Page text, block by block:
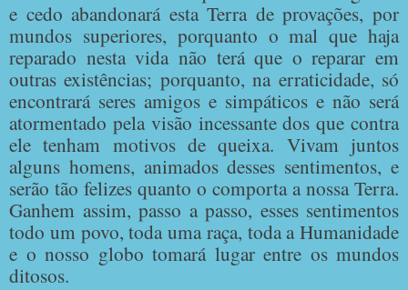
e cedo abandonará esta Terra de provações, por
mundos superiores, porquanto o mal que haja
reparado nesta vida não terá que o reparar em
outras existências; porquanto, na erraticidade, só
encontrará seres amigos e simpáticos e não será
atormentado pela visão incessante dos que contra
ele tenham motivos de queixa. Vivam juntos
alguns homens, animados desses sentimentos, e
serão tão felizes quanto o comporta a nossa Terra.
Ganhem assim, passo a passo, esses sentimentos
todo um povo, toda uma raça, toda a Humanidade
e o nosso globo tomará lugar entre os mundos
ditosos.